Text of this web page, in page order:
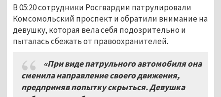
В 05:20 сотрудники Росгвардии патрулировали
Комсомольский проспект и обратили внимание на
девушку, которая вела себя подозрительно и
пыталась сбежать от правоохранителей.
«При виде патрульного автомобиля она
сменила направление своего движения,
предприняв попытку скрыться. Девушка